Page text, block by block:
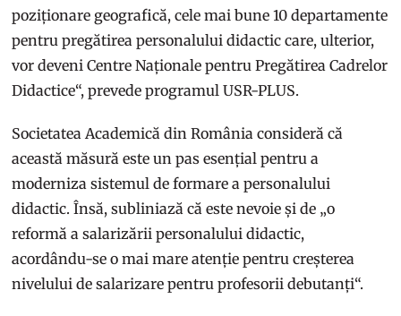
poziționare geografică, cele mai bune 10 departamente
pentru pregătirea personalului didactic care, ulterior,
vor deveni Centre Naționale pentru Pregătirea Cadrelor
Didactice“, prevede programul USR-PLUS.
Societatea Academică din România consideră că
această măsură este un pas esențial pentru a
moderniza sistemul de formare a personalului
didactic. Însă, subliniază că este nevoie și de „o
reformă a salarizării personalului didactic,
acordându-se o mai mare atenție pentru creșterea
nivelului de salarizare pentru profesorii debutanți“.